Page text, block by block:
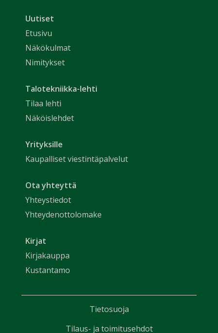
Uutiset
Etusivu
Näkökulmat
Nimitykset
Talotekniikka-lehti
Tilaa lehti
Näköislehdet
Yrityksille
Kaupalliset viestintäpalvelut
Ota yhteyttä
Yhteystiedot
Yhteydenottolomake
Kirjat
Kirjakauppa
Kustantamo
Tietosuoja
Tilaus- ja toimitusehdot